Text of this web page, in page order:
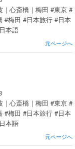
心斎橋｜梅田 #東京 #
#梅田 #日本旅行 #日本
本語
元ページへ
心斎橋｜梅田 #東京 #
#梅田 #日本旅行 #日本
本語
元ページへ